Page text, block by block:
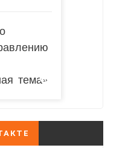
тема»